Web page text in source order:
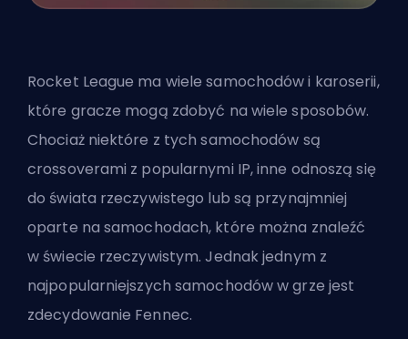
Rocket League ma wiele samochodów i karoserii,
które gracze mogą zdobyć na wiele sposobów.
Chociaż niektóre z tych samochodów są
crossoverami z popularnymi IP, inne odnoszą się
do świata rzeczywistego lub są przynajmniej
oparte na samochodach, które można znaleźć
w świecie rzeczywistym. Jednak jednym z
najpopularniejszych samochodów w grze jest
zdecydowanie Fennec.